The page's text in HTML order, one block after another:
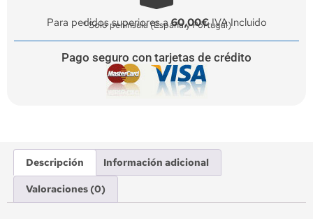
Para pedidos superiores a60,00€IVA Incluido
* Solo península (España y Portugal)
Pago seguro con tarjetas de crédito
Descripción Información adicional
Valoraciones (0)